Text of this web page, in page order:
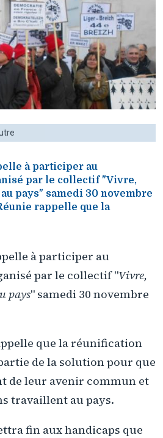
à participer au
par le collectif "Vivre,
pays" samedi 30 novembre
rappelle que la
à participer au
par le collectif "Vivre,
pays" samedi 30 novembre
que la réunification
de la solution pour que
de leur avenir commun et
travaillent au pays.
fin aux handicaps que